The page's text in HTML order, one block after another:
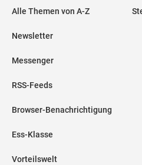
Alle Themen von A-Z
Newsletter
Messenger
RSS-Feeds
Browser-Benachrichtigung
Ess-Klasse
Vorteilswelt